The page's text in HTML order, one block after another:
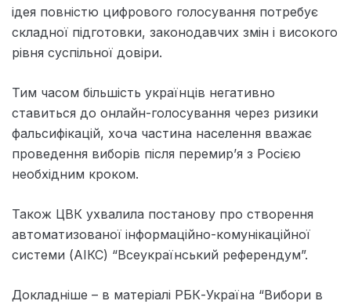
ідея повністю цифрового голосування потребує
складної підготовки, законодавчих змін і високого
рівня суспільної довіри.
Тим часом більшість українців негативно
ставиться до онлайн-голосування через ризики
фальсифікацій, хоча частина населення вважає
проведення виборів після перемир’я з Росією
необхідним кроком.
Також ЦВК ухвалила постанову про створення
автоматизованої інформаційно-комунікаційної
системи (АІКС) “Всеукраїнський референдум”.
Докладніше – в матеріалі РБК-Україна “Вибори в